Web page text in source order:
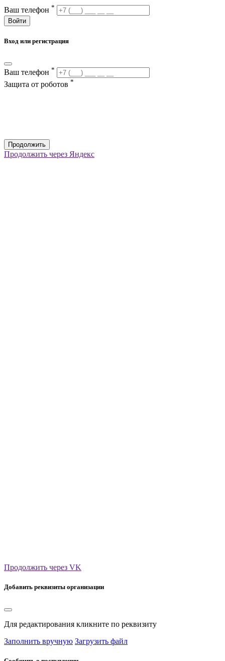
Ваш телефон *
Войти
Вход или регистрация
Ваш телефон *
Защита от роботов *
Продолжить
Продолжить через Яндекс
Продолжить через VK
Добавить реквизиты организации
Для редактирования кликните по реквизиту
Заполнить вручную Загрузить файл